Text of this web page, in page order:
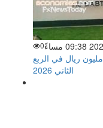
0
أرباح البابطين السعودية ترتفع إلى 151.6 مليون ريال في الربع
الثاني 2026